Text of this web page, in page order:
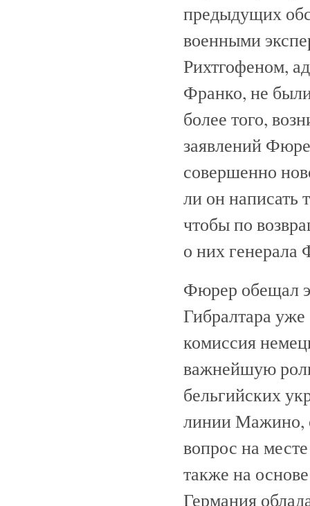
предыдущих
военными
Рихтгофеном,
Франко, не
более того,
заявлений
совершенно
ли он написать
чтобы по
о них генерала
Фюрер обещал
Гибралтара
комиссия
важнейшую
бельгийских
линии Мажино,
вопрос на месте
также на
Германия